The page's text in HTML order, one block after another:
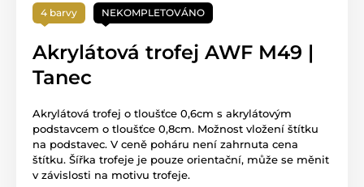
4 barvy NEKOMPLETOVÁNO
Akrylátová trofej AWF M49 |
Tanec
Akrylátová trofej o tloušťce 0,6cm s akrylátovým
podstavcem o tloušťce 0,8cm. Možnost vložení štítku
na podstavec. V ceně poháru není zahrnuta cena
štítku. Šířka trofeje je pouze orientační, může se měnit
v závislosti na motivu trofeje.